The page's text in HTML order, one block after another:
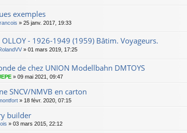
exemples
» 25 janv. 2017, 19:33
OLLOY - 1926-1949 (1959) Bâtim. Voyageurs.
» 01 mars 2019, 17:25
de chez UNION Modellbahn DMTOYS
» 09 mai 2021, 09:47
SNCV/NMVB en carton
» 18 févr. 2020, 07:15
builder
» 03 mars 2015, 22:12